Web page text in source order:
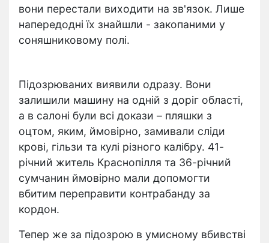
вони перестали виходити на зв'язок. Лише
напередодні їх знайшли - закопаними у
соняшниковому полі.
Підозрюваних виявили одразу. Вони
залишили машину на одній з доріг області,
а в салоні були всі докази – пляшки з
оцтом, яким, ймовірно, замивали сліди
крові, гільзи та кулі різного калібру. 41-
річний житель Краснопілля та 36-річний
сумчанин ймовірно мали допомогти
вбитим переправити контрабанду за
кордон.
Тепер же за підозрою в умисному вбивстві